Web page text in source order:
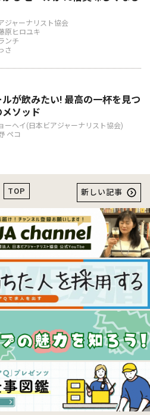
ジャーナリスト協会
原ヒロユキ
ンチ
さ
ルが飲みたい! 最高の一杯を見つ
ソッド
ーヘイ(日本ビアジャーナリスト協会)
ペコ
TOP 新しい記事